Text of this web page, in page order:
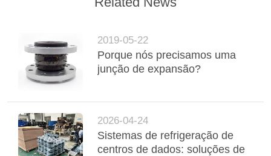
2019-05-22
Porque nós precisamos uma
junção de expansão?
2026-04-24
Sistemas de refrigeração de
centros de dados: soluções de